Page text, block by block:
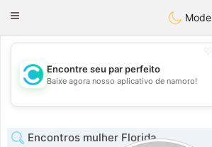
olombiaCitas
Toggle
Mode
💖
💕
Encontre seu par perfeito
Baixe agora nosso aplicativo de namoro!
Encontros mulher Florida